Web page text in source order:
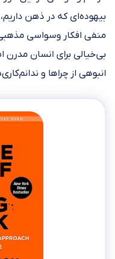
بیهوده‌ای که در ذهن
منفی افکار وسواسی
بی‌خیالی برای انسان مدرن
انبوهی از چراها و